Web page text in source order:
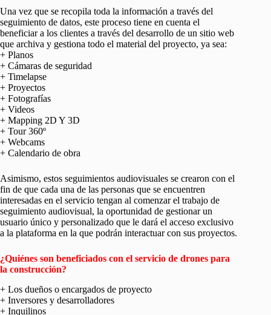
Una vez que se recopila toda la información a través del
seguimiento de datos, este proceso tiene en cuenta el
beneficiar a los clientes a través del desarrollo de un sitio web
que archiva y gestiona todo el material del proyecto, ya sea:
+ Planos
+ Cámaras de seguridad
+ Timelapse
+ Proyectos
+ Fotografías
+ Videos
+ Mapping 2D Y 3D
+ Tour 360º
+ Webcams
+ Calendario de obra
Asimismo, estos seguimientos audiovisuales se crearon con el
fin de que cada una de las personas que se encuentren
interesadas en el servicio tengan al comenzar el trabajo de
seguimiento audiovisual, la oportunidad de gestionar un
usuario único y personalizado que le dará el acceso exclusivo
a la plataforma en la que podrán interactuar con sus proyectos.
¿Quiénes son beneficiados con el servicio de drones para
la construcción?
+ Los dueños o encargados de proyecto
+ Inversores y desarrolladores
+ Inquilinos